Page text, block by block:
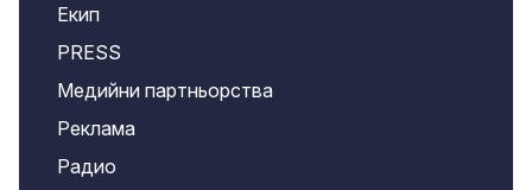
Екип
PRESS
Медийни партньорства
Реклама
Радио